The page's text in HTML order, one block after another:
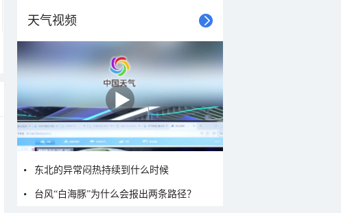
天气视频
东北的异常闷热持续到什么时候
台风“白海豚”为什么会报出两条路径？